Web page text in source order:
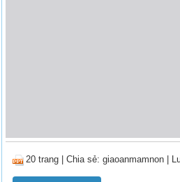
20 trang |Chia sẻ:giaoanmamnon |